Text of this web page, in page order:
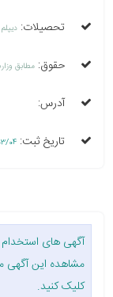
تحصیلات: دیپلم
حقوق: مطابق
آدرس:
تاریخ ثبت: 04
آگهی های
مشاهده این
کلیک کنید.